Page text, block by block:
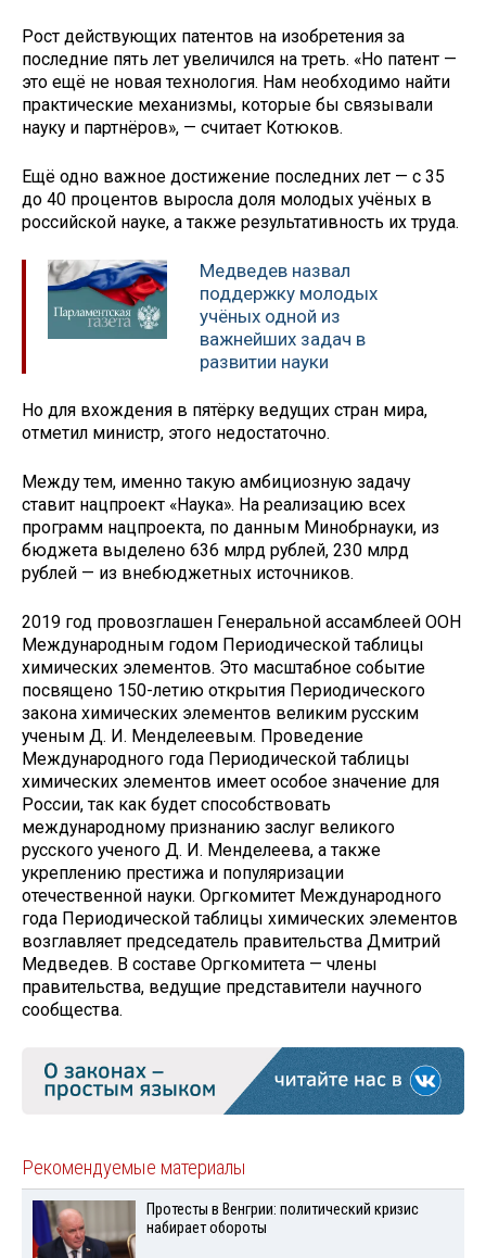
Рост действующих патентов на изобретения за
последние пять лет увеличился на треть. «Но патент —
это ещё не новая технология. Нам необходимо найти
практические механизмы, которые бы связывали
науку и партнёров», — считает Котюков.
Ещё одно важное достижение последних лет — с 35
до 40 процентов выросла доля молодых учёных в
российской науке, а также результативность их труда.
Медведев назвал
поддержку молодых
учёных одной из
важнейших задач в
развитии науки
Но для вхождения в пятёрку ведущих стран мира,
отметил министр, этого недостаточно.
Между тем, именно такую амбициозную задачу
ставит нацпроект «Наука». На реализацию всех
программ нацпроекта, по данным Минобрнауки, из
бюджета выделено 636 млрд рублей, 230 млрд
рублей — из внебюджетных источников.
2019 год провозглашен Генеральной ассамблеей ООН
Международным годом Периодической таблицы
химических элементов. Это масштабное событие
посвящено 150-летию открытия Периодического
закона химических элементов великим русским
ученым Д. И. Менделеевым. Проведение
Международного года Периодической таблицы
химических элементов имеет особое значение для
России, так как будет способствовать
международному признанию заслуг великого
русского ученого Д. И. Менделеева, а также
укреплению престижа и популяризации
отечественной науки. Оргкомитет Международного
года Периодической таблицы химических элементов
возглавляет председатель правительства Дмитрий
Медведев. В составе Оргкомитета — члены
правительства, ведущие представители научного
сообщества.
Рекомендуемые материалы
Протесты в Венгрии: политический кризис
набирает обороты